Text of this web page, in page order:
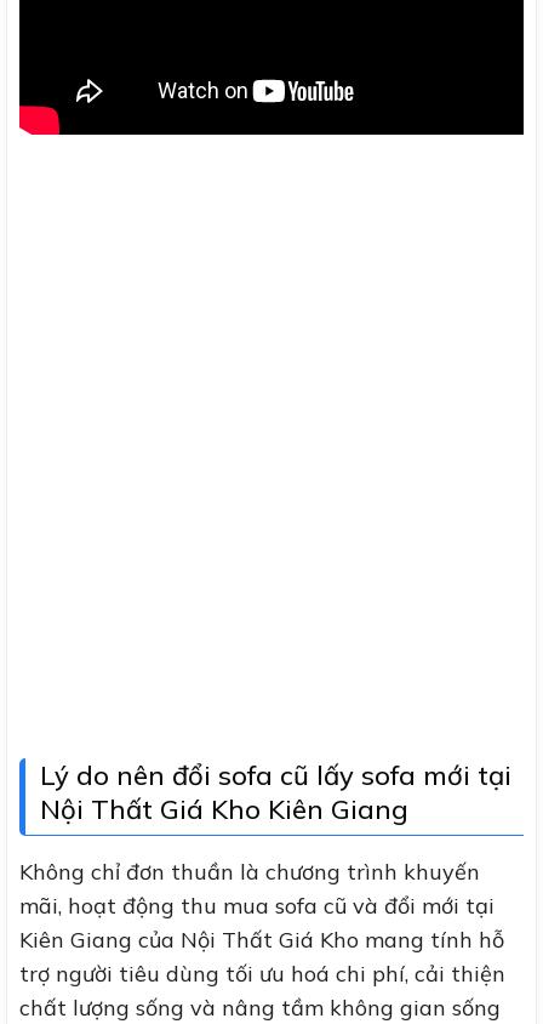
Lý do nên đổi sofa cũ lấy sofa mới tại
Nội Thất Giá Kho Kiên Giang
Không chỉ đơn thuần là chương trình khuyến
mãi, hoạt động thu mua sofa cũ và đổi mới tại
Kiên Giang của Nội Thất Giá Kho mang tính hỗ
trợ người tiêu dùng tối ưu hoá chi phí, cải thiện
chất lượng sống và nâng tầm không gian sống